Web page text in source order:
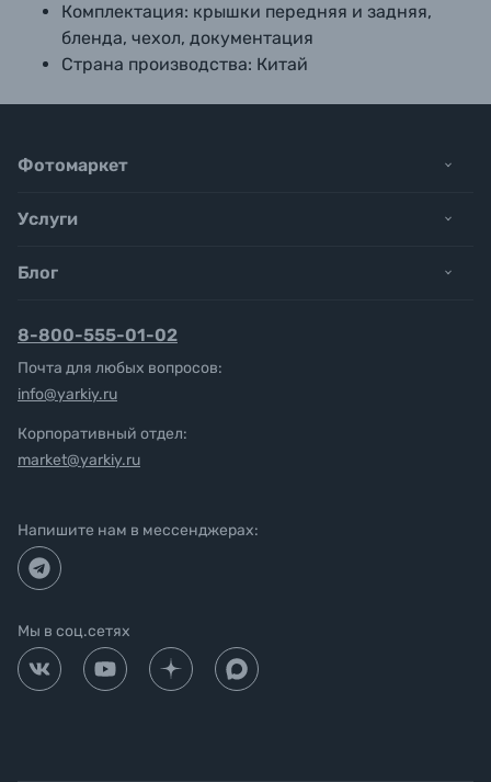
Комплектация: крышки передняя и задняя,
бленда, чехол, документация
Страна производства: Китай
Фотомаркет
Услуги
Блог
8-800-555-01-02
Почта для любых вопросов:
info@yarkiy.ru
Корпоративный отдел:
market@yarkiy.ru
Напишите нам в мессенджерах:
Мы в соц.сетях